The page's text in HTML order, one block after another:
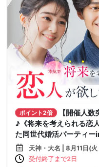
ポイント2倍
【開催人
♪《将来を考えられる恋
た同世代婚活パーティー
天神・大名 | 8月11日(
受付終了まで2日